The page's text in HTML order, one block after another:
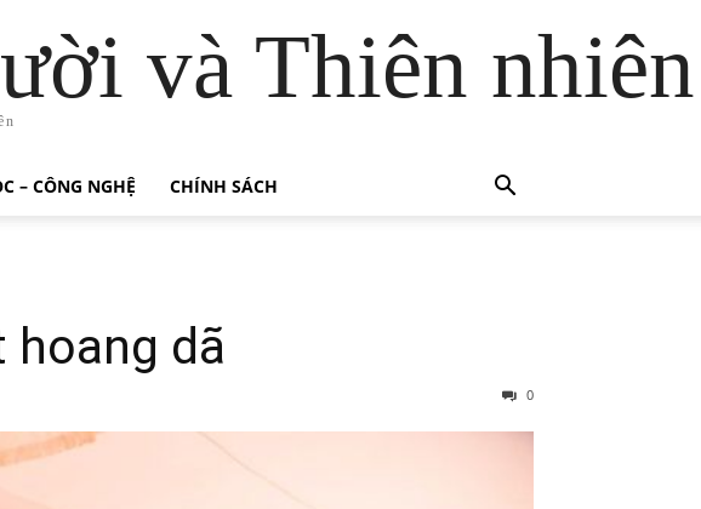
và Thiên nhiên
– CÔNG NGHỆ CHÍNH SÁCH
hoang dã
0